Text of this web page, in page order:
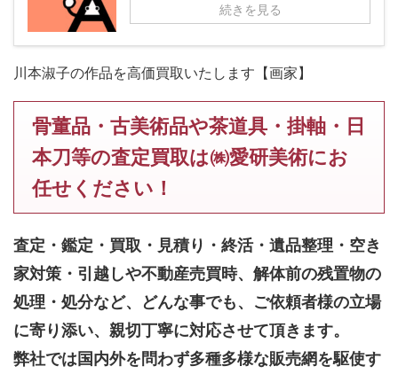
続きを見る
川本淑子の作品を高価買取いたします【画家】
骨董品・古美術品や茶道具・掛軸・日
本刀等の査定買取は㈱愛研美術にお
任せください！
査定・鑑定・買取・見積り・終活・遺品整理・空き
家対策・引越しや不動産売買時、解体前の残置物の
処理・処分など、どんな事でも、 ご依頼者様の立場
に寄り添い、親切丁寧に対応させて頂きます。
弊社では国内外を問わず多種多様な販売網を駆使す